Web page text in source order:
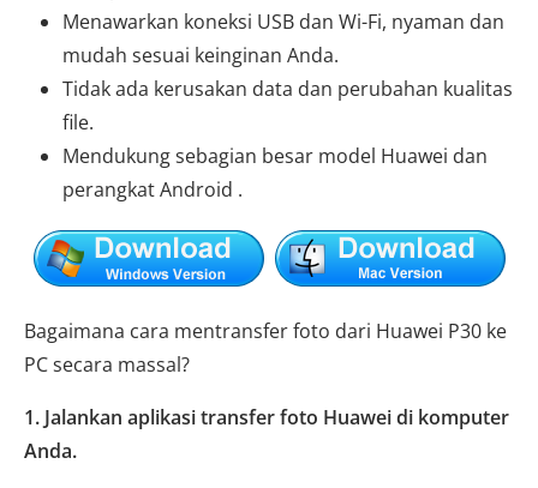
Menawarkan koneksi USB dan Wi-Fi, nyaman dan
mudah sesuai keinginan Anda.
Tidak ada kerusakan data dan perubahan kualitas
file.
Mendukung sebagian besar model Huawei dan
perangkat Android .
Bagaimana cara mentransfer foto dari Huawei P30 ke
PC secara massal?
1. Jalankan aplikasi transfer foto Huawei di komputer
Anda.